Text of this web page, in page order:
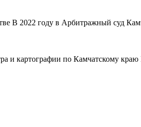
В 2022 году в Арбитражный суд
и картографии по Камчатскому